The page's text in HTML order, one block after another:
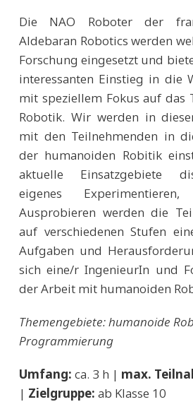
Die NAO Roboter der
Aldebaran Robotics werden
Forschung eingesetzt und
interessanten Einstieg in die
mit speziellem Fokus auf das
Robotik. Wir werden in
mit den Teilnehmenden in
der humanoiden Robitik
aktuelle Einsatzgebiete
eigenes
Ausprobieren werden die
auf verschiedenen Stufen
Aufgaben und
sich eine/r IngenieurIn und
der Arbeit mit humanoiden
Themengebiete: humanoide
Programmierung
Umfang: ca. 3 h | max.
| Zielgruppe: ab Klasse 10